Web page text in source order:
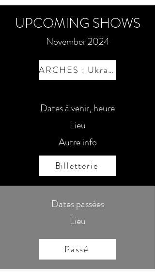
UPCOMING SHOWS
November 2024
ARCHES : Ukrainian Presence
Dates à venir, heure
Lieu
Autre info
Billetterie
Dates passées
Lieu
Passé